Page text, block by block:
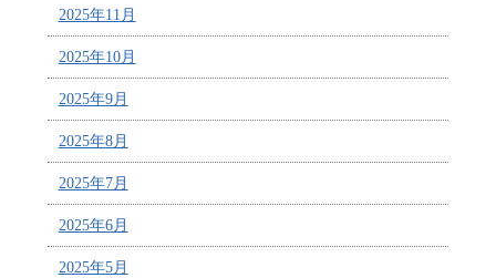
2025年11月
2025年10月
2025年9月
2025年8月
2025年7月
2025年6月
2025年5月